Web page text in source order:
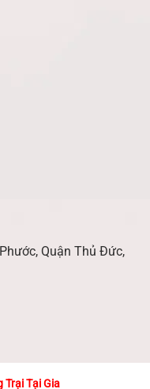
Quận Thủ Đức,
Trại Tại Gia